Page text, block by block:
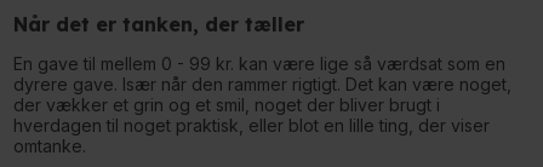
Når det er tanken, der tæller
En gave til mellem 0 - 99 kr. kan være lige så værdsat som en
dyrere gave. Især når den rammer rigtigt. Det kan være noget,
der vækker et grin og et smil, noget der bliver brugt i
hverdagen til noget praktisk, eller blot en lille ting, der viser
omtanke.